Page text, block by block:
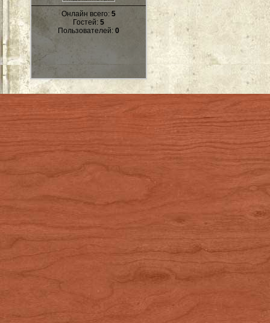
Онлайн всего: 5
Гостей: 5
Пользователей: 0